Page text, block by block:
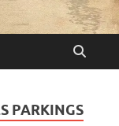
PARKINGS